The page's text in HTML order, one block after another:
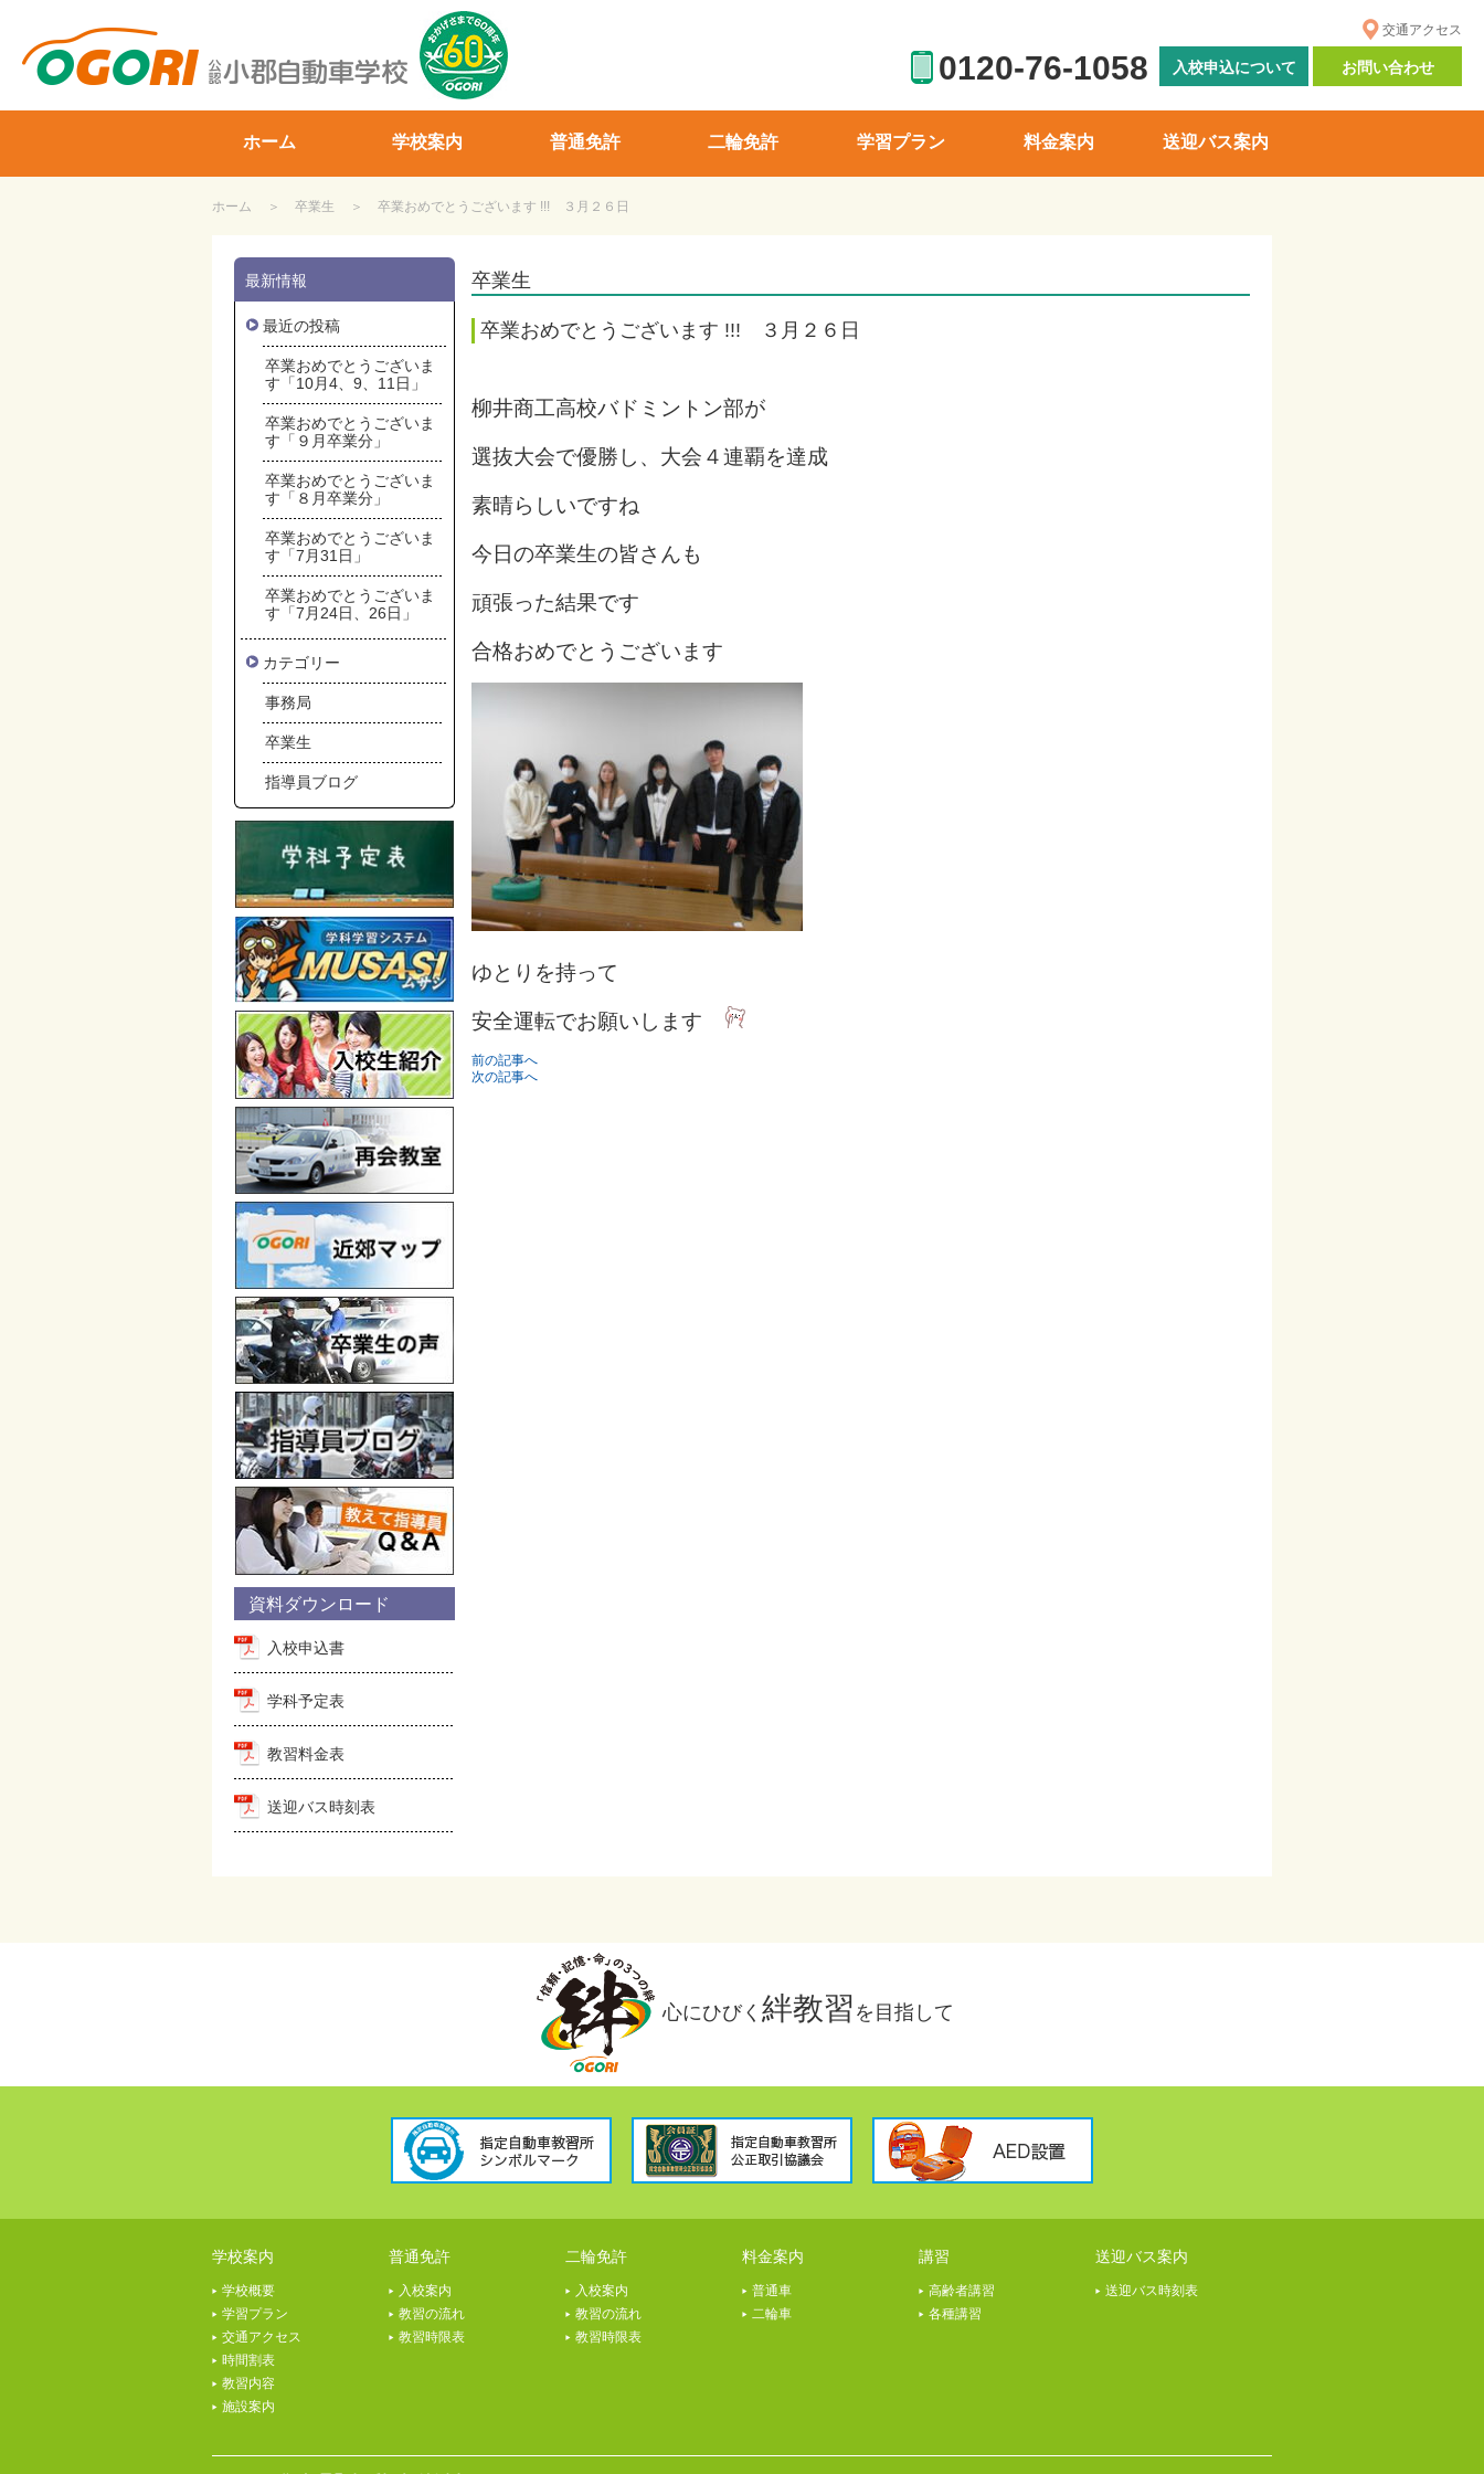
交通アクセス
お問い合わせ
入校申込について
0120-76-1058
ホーム 学校案内 普通免許 二輪免許 学習プラン 料金案内 送迎バス案内
ホーム 卒業生 卒業おめでとうございます !!! ３月２６日
卒業生
卒業おめでとうございます !!! ３月２６日
柳井商工高校バドミントン部が
選抜大会で優勝し、大会４連覇を達成
素晴らしいですね
今日の卒業生の皆さんも
頑張った結果です
合格おめでとうございます
ゆとりを持って
安全運転でお願いします
前の記事へ
次の記事へ
最新情報
最近の投稿
卒業おめでとうございま
す「10月4、9、11日」
卒業おめでとうございま
す「９月卒業分」
卒業おめでとうございま
す「８月卒業分」
卒業おめでとうございま
す「7月31日」
卒業おめでとうございま
す「7月24日、26日」
カテゴリー
事務局
卒業生
指導員ブログ
資料ダウンロード
入校申込書
学科予定表
教習料金表
送迎バス時刻表
心にひびく 絆教習 を目指して
学校案内
学校概要
学習プラン
交通アクセス
時間割表
教習内容
施設案内
普通免許
入校案内
教習の流れ
教習時限表
二輪免許
入校案内
教習の流れ
教習時限表
料金案内
普通車
二輪車
講習
高齢者講習
各種講習
送迎バス案内
送迎バス時刻表